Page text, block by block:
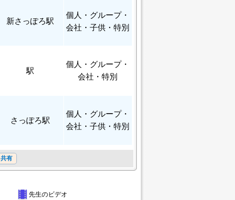
新さっぽろ駅
個人
・グループ・
会社・子供・特別
駅
個人
・グループ・
会社・特別
さっぽろ駅
個人
・グループ・
会社・子供・特別
共有
theaters 先生のビデオ